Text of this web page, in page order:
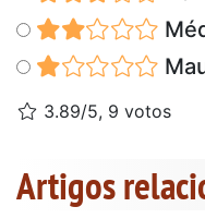
3.89/5, 9 votos
Artigos